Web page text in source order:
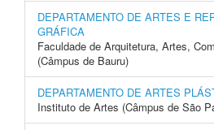
DEPARTAMENTO DE ARTES E
GRÁFICA
Faculdade de Arquitetura, Artes,
(Câmpus de Bauru)
DEPARTAMENTO DE ARTES
Instituto de Artes (Câmpus de São